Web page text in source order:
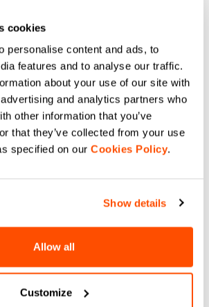
cookies
personalise content and ads, to
features and to analyse our traffic.
about your use of our site with
and analytics partners who
other information that you’ve
that they’ve collected from your use
specified on our Cookies Policy.
Show details
Allow all
Customize